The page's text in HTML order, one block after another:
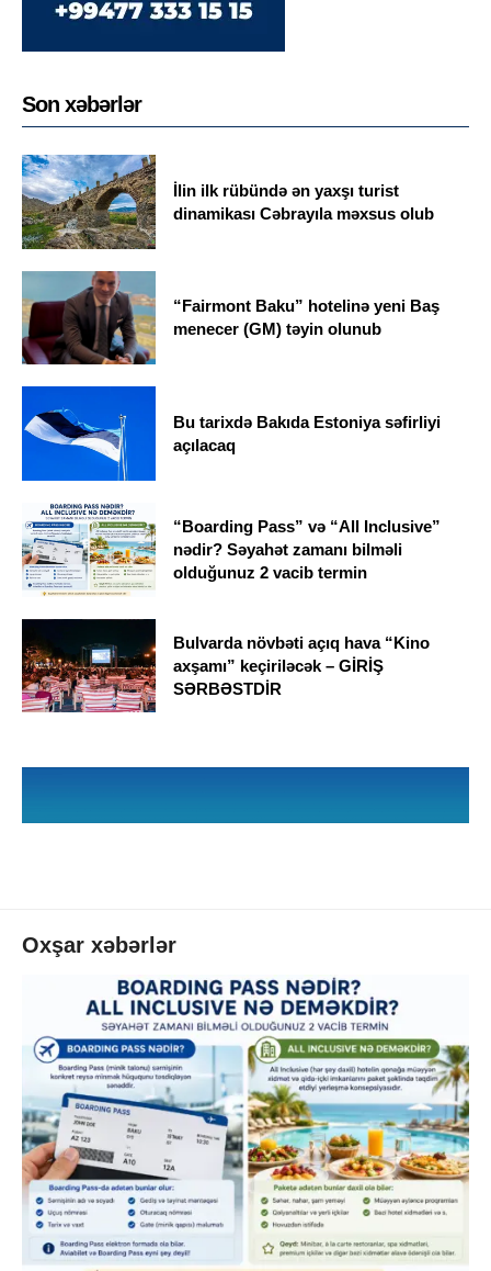
Son xəbərlər
İlin ilk rübündə ən yaxşı turist
dinamikası Cəbrayıla məxsus olub
“Fairmont Baku” hotelinə yeni Baş
menecer (GM) təyin olunub
Bu tarixdə Bakıda Estoniya səfirliyi
açılacaq
“Boarding Pass” və “All Inclusive”
nədir? Səyahət zamanı bilməli
olduğunuz 2 vacib termin
Bulvarda növbəti açıq hava “Kino
axşamı” keçiriləcək – GİRİŞ
SƏRBƏSTDİR
Oxşar xəbərlər